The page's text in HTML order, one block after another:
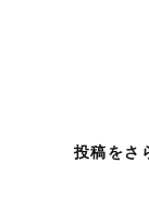
投稿をさ